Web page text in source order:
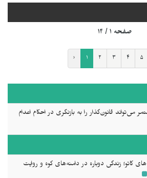
صفحه ۱ / ۱۴
‹ ۱ ۲ ۳ ۴ ۵
می‌تواند قانون‌گذار را به بازنگری در احکام اعدام
کاتو؛ زندگی دوباره در دامنه‌های کوه و روایت